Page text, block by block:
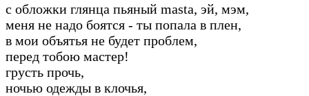
с обложки глянца пьяный masta, эй, мэм,
меня не надо боятся - ты попала в плен,
в мои объятья не будет проблем,
перед тобою мастер!
грусть прочь,
ночью одежды в клочья,